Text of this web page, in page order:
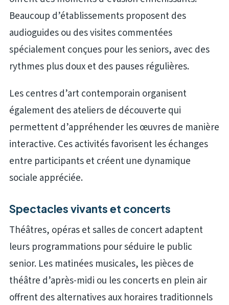
Beaucoup d’établissements proposent des
audioguides ou des visites commentées
spécialement conçues pour les seniors, avec des
rythmes plus doux et des pauses régulières.
Les centres d’art contemporain organisent
également des ateliers de découverte qui
permettent d’appréhender les œuvres de manière
interactive. Ces activités favorisent les échanges
entre participants et créent une dynamique
sociale appréciée.
Spectacles vivants et concerts
Théâtres, opéras et salles de concert adaptent
leurs programmations pour séduire le public
senior. Les matinées musicales, les pièces de
théâtre d’après-midi ou les concerts en plein air
offrent des alternatives aux horaires traditionnels